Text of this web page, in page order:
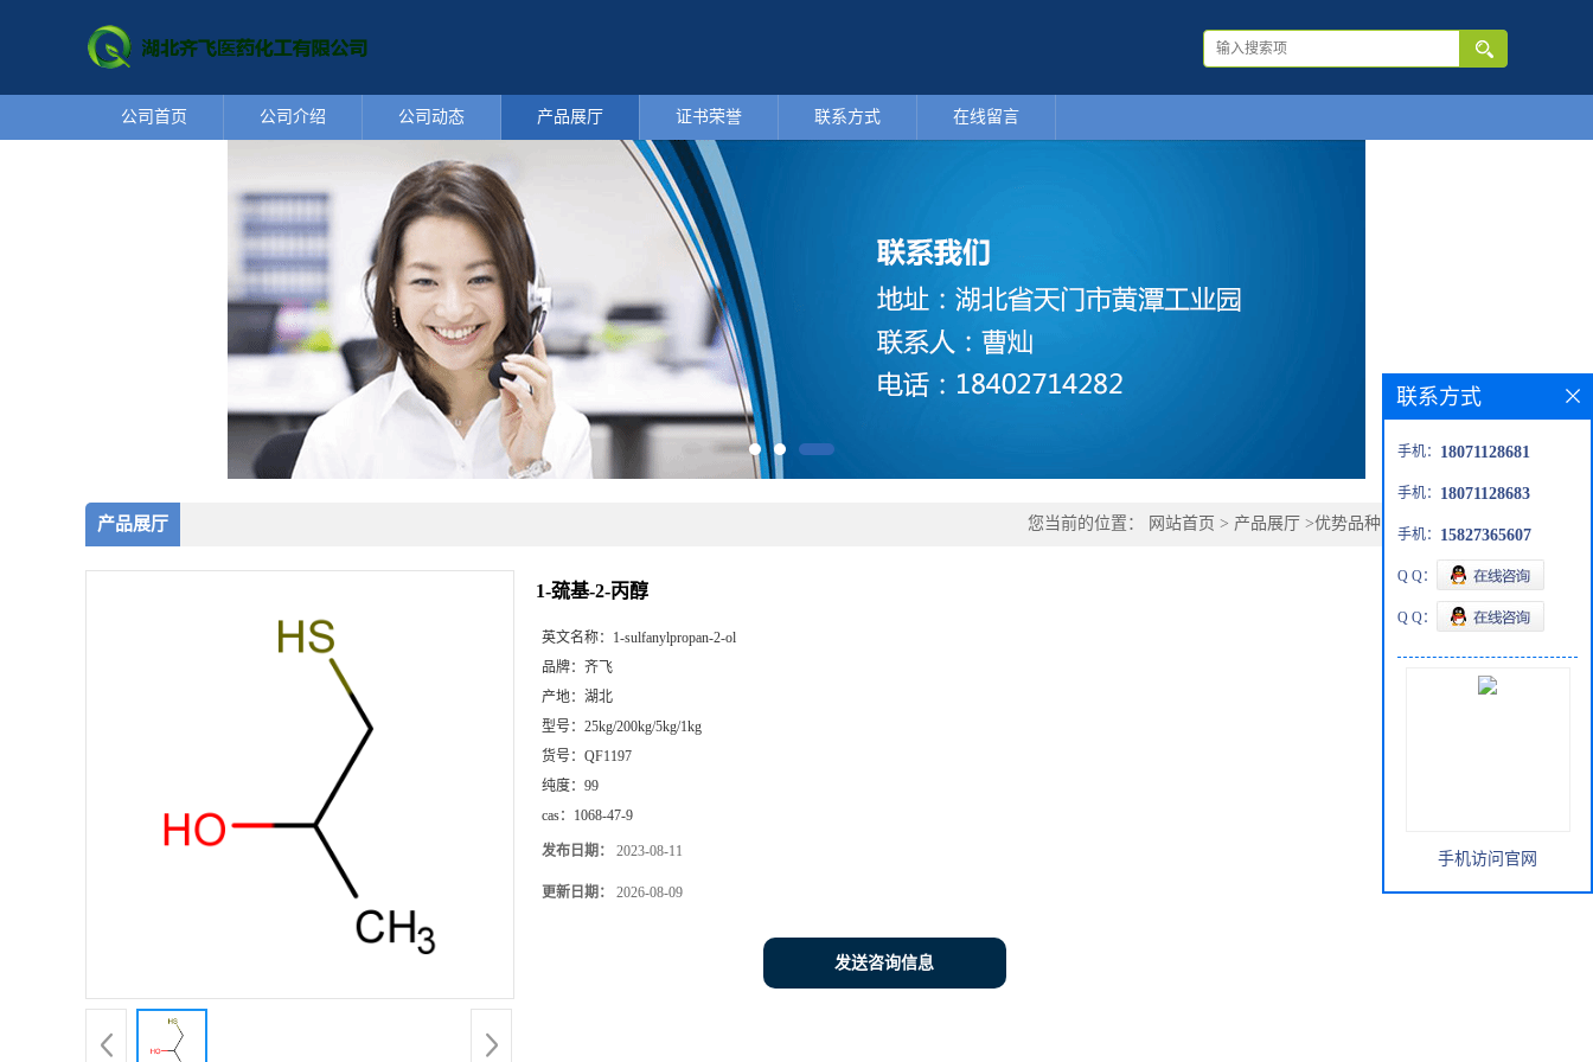
公司首页 公司介绍 公司动态 产品展厅 证书荣誉 联系方式 在线留言
产品展厅 您当前的位置： 网站首页 > 产品展厅 >优势品种 1-巯基-2-丙醇
1-巯基-2-丙醇
英文名称： 1-sulfanylpropan-2-ol
品牌： 齐飞
产地： 湖北
型号： 25kg/200kg/5kg/1kg
货号： QF1197
纯度： 99
cas： 1068-47-9
发布日期： 2023-08-11
更新日期： 2026-08-09
发送咨询信息
联系方式
手机： 18071128681
手机： 18071128683
手机： 15827365607
Q Q：
Q Q：
手机访问官网